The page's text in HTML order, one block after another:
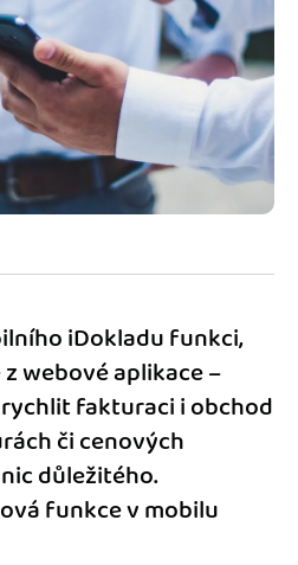
ZDARMA
iDokladu funkci,
webové aplikace –
fakturaci i obchod
či cenových
důležitého.
funkce v mobilu